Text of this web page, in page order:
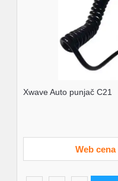
Xwave Auto punjač C21
Web cena